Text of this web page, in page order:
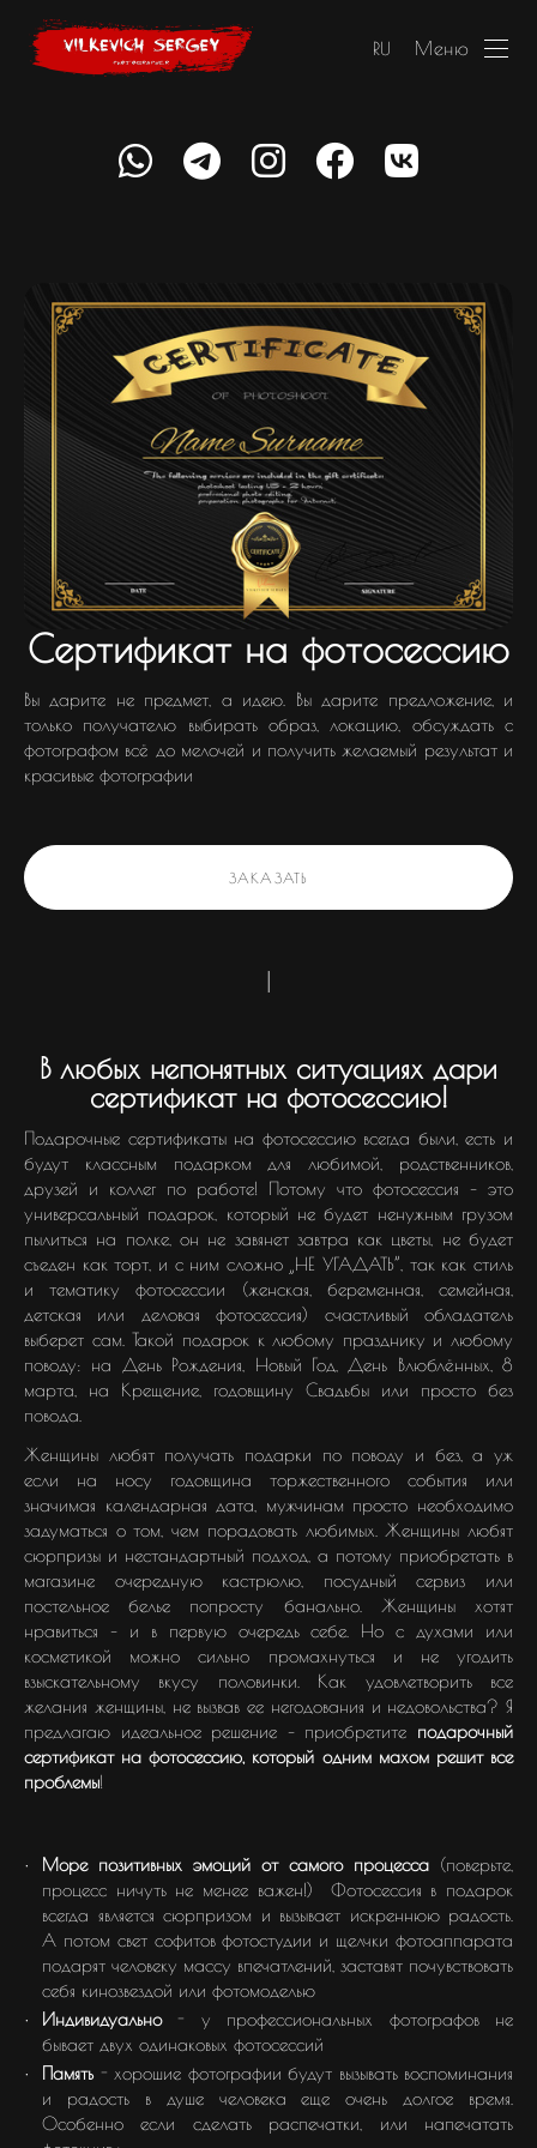
RU Меню
Сертификат на фотосессию
Вы дарите не предмет, а идею. Вы дарите предложение, и
только получателю выбирать образ, локацию, обсуждать с
фотографом всё до мелочей и получить желаемый результат и
красивые фотографии
ЗАКАЗАТЬ
|
В любых непонятных ситуациях дари
сертификат на фотосессию!
Подарочные сертификаты на фотосессию всегда были, есть и
будут классным подарком для любимой, родственников,
друзей и коллег по работе! Потому что фотосессия – это
универсальный подарок, который не будет ненужным грузом
пылиться на полке, он не завянет завтра как цветы, не будет
съеден как торт, и с ним сложно „НЕ УГАДАТЬ”, так как стиль
и тематику фотосессии (женская, беременная, семейная,
детская или деловая фотосессия) счастливый обладатель
выберет сам. Такой подарок к любому празднику и любому
поводу: на День Рождения, Новый Год, День Влюблённых, 8
марта, на Крещение, годовщину Свадьбы или просто без
повода.
Женщины любят получать подарки по поводу и без, а уж
если на носу годовщина торжественного события или
значимая календарная дата, мужчинам просто необходимо
задуматься о том, чем порадовать любимых. Женщины любят
сюрпризы и нестандартный подход, а потому приобретать в
магазине очередную кастрюлю, посудный сервиз или
постельное белье попросту банально. Женщины хотят
нравиться – и в первую очередь себе. Но с духами или
косметикой можно сильно промахнуться и не угодить
взыскательному вкусу половинки. Как удовлетворить все
желания женщины, не вызвав ее негодования и недовольства? Я
предлагаю идеальное решение – приобретите подарочный
сертификат на фотосессию, который одним махом решит все
проблемы!
Море позитивных эмоций от самого процесса (поверьте,
процесс ничуть не менее важен!) Фотосессия в подарок
всегда является сюрпризом и вызывает искреннюю радость.
А потом свет софитов фотостудии и щелчки фотоаппарата
подарят человеку массу впечатлений, заставят почувствовать
себя кинозвездой или фотомоделью
Индивидуально- у профессиональных фотографов не
бывает двух одинаковых фотосессий
Память - хорошие фотографии будут вызывать воспоминания
и радость в душе человека еще очень долгое время.
Особенно если сделать распечатки, или напечатать